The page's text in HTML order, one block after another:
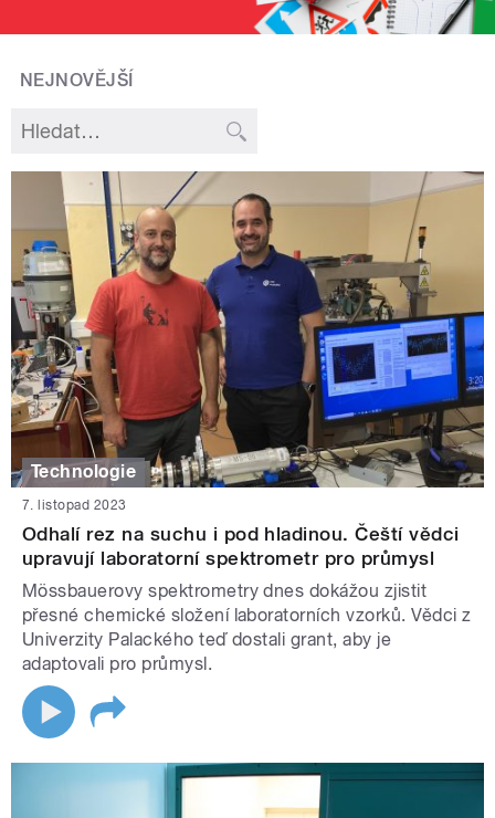
NEJNOVĚJŠÍ
Technologie
7. listopad 2023
Odhalí rez na suchu i pod hladinou. Čeští vědci
upravují laboratorní spektrometr pro průmysl
Mössbauerovy spektrometry dnes dokážou zjistit
přesné chemické složení laboratorních vzorků. Vědci z
Univerzity Palackého teď dostali grant, aby je
adaptovali pro průmysl.